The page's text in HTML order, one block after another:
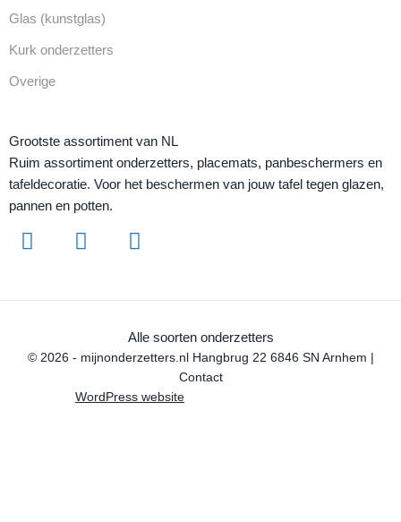
Glas (kunstglas)
Kurk onderzetters
Overige
Grootste assortiment van NL
Ruim assortiment onderzetters, placemats, panbeschermers en
tafeldecoratie. Voor het beschermen van jouw tafel tegen glazen,
pannen en potten.
Alle soorten onderzetters
© 2026 - mijnonderzetters.nl Hangbrug 22 6846 SN Arnhem |
Contact
WordPress website